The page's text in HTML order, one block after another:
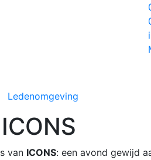
Ledenomgeving
van ICONS: een avond gewijd